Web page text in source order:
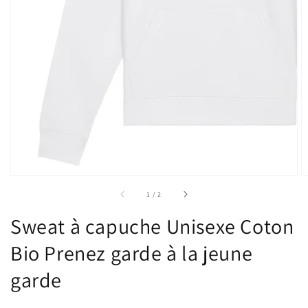
1 /sur
2
Sweat à capuche Unisexe Coton
Bio Prenez garde à la jeune
garde